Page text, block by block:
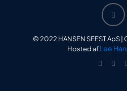
© 2022 HANSEN SEEST ApS |
Hosted afLee